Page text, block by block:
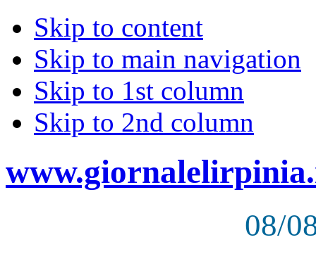
Skip to content
Skip to main navigation
Skip to 1st column
Skip to 2nd column
08/